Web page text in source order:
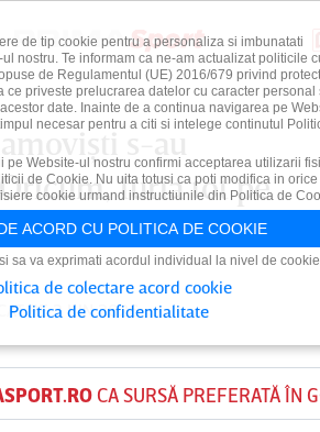
s-au
furia tot pe
EXCLUSIV
PE 3 IUN 2026
CA SURSĂ PREFERATĂ ÎN
de tip cookie pentru a personaliza si imbunatati
nostru. Te informam ca ne-am actualizat politicile
de Regulamentul (UE) 2016/679 privind
ce priveste prelucrarea datelor cu caracter personal
date. Inainte de a continua navigarea pe
necesar pentru a citi si intelege continutul
pe Website-ul nostru confirmi acceptarea utilizarii
de Cookie. Nu uita totusi ca poti modifica in orice
cookie urmand instructiunile din Politica de
ACORD CU POLITICA DE COOKIE
sa va exprimati acordul individual la nivel de
de colectare acord cookie
Politica de confidentialitate